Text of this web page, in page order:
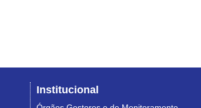
Institucional